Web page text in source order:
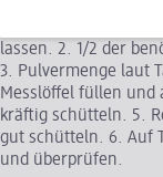
lassen. 2. 1/2 der
3. Pulvermenge laut
Messlöffel füllen und
kräftig schütteln. 5.
gut schütteln. 6. Auf
und überprüfen.